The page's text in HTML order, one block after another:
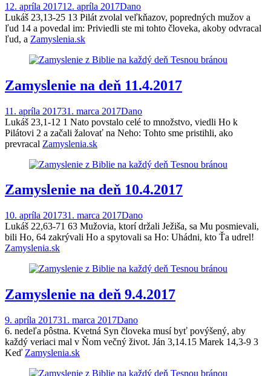
12. apríla 201712. apríla 2017Dano
Lukáš 23,13-25 13 Pilát zvolal veľkňazov, popredných mužov a
ľud 14 a povedal im: Priviedli ste mi tohto človeka, akoby odvracal
ľud, a Zamyslenia.sk
Zamyslenie na deň 11.4.2017
11. apríla 201731. marca 2017Dano
Lukáš 23,1-12 1 Nato povstalo celé to množstvo, viedli Ho k
Pilátovi 2 a začali žalovať na Neho: Tohto sme pristihli, ako
prevracal Zamyslenia.sk
Zamyslenie na deň 10.4.2017
10. apríla 201731. marca 2017Dano
Lukáš 22,63-71 63 Mužovia, ktorí držali Ježiša, sa Mu posmievali,
bili Ho, 64 zakrývali Ho a spytovali sa Ho: Uhádni, kto Ťa udrel!
Zamyslenia.sk
Zamyslenie na deň 9.4.2017
9. apríla 201731. marca 2017Dano
6. nedeľa pôstna. Kvetná Syn človeka musí byť povýšený, aby
každý veriaci mal v Ňom večný život. Ján 3,14.15 Marek 14,3-9 3
Keď Zamyslenia.sk